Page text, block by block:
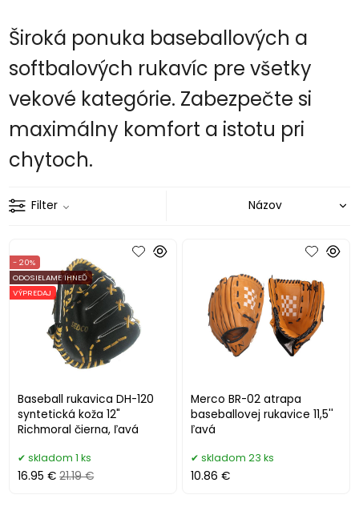
Široká ponuka baseballových a
softbalových rukavíc pre všetky
vekové kategórie. Zabezpečte si
maximálny komfort a istotu pri
chytoch.
Filter
Baseball rukavica DH-120
syntetická koža 12"
Richmoral čierna, ľavá
- 20%
ODOSIELAME IHNEĎ
VÝPREDAJ
skladom 1 ks
16.95 € 21.19 €
Merco BR-02 atrapa
baseballovej rukavice 11,5''
ľavá
skladom 23 ks
10.86 €